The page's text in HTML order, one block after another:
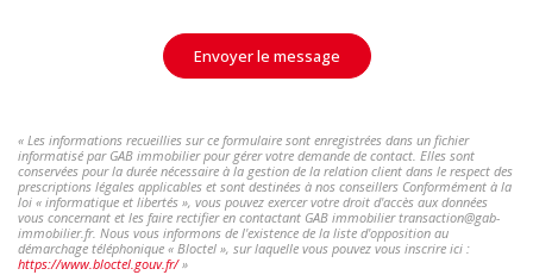
Envoyer le message
« Les informations recueillies sur ce formulaire sont enregistrées dans un fichier
informatisé par GAB immobilier pour gérer votre demande de contact. Elles sont
conservées pour la durée nécessaire à la gestion de la relation client dans le respect des
prescriptions légales applicables et sont destinées à nos conseillers Conformément à la
loi « informatique et libertés », vous pouvez exercer votre droit d'accès aux données
vous concernant et les faire rectifier en contactant GAB immobilier transaction@gab-
immobilier.fr. Nous vous informons de l'existence de la liste d'opposition au
démarchage téléphonique « Bloctel », sur laquelle vous pouvez vous inscrire ici :
https://www.bloctel.gouv.fr/»